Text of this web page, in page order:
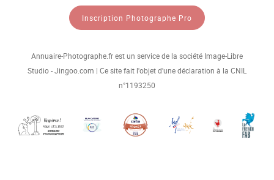
Inscription Photographe Pro
Annuaire-Photographe.fr est un service de la société Image-Libre
Studio - Jingoo.com | Ce site fait l'objet d'une déclaration à la CNIL
n°1193250